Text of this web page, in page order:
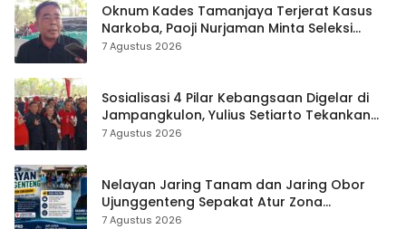
Oknum Kades Tamanjaya Terjerat Kasus
Narkoba, Paoji Nurjaman Minta Seleksi
Calon Kades Diperketat
7 Agustus 2026
Sosialisasi 4 Pilar Kebangsaan Digelar di
Jampangkulon, Yulius Setiarto Tekankan
Pentingnya Persatuan
7 Agustus 2026
Nelayan Jaring Tanam dan Jaring Obor
Ujunggenteng Sepakat Atur Zona
Penangkapan
7 Agustus 2026